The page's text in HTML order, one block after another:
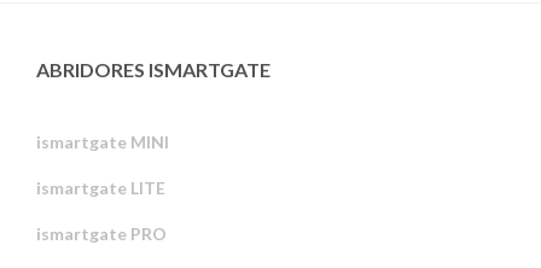
ABRIDORES ISMARTGATE
ismartgate MINI
ismartgate LITE
ismartgate PRO